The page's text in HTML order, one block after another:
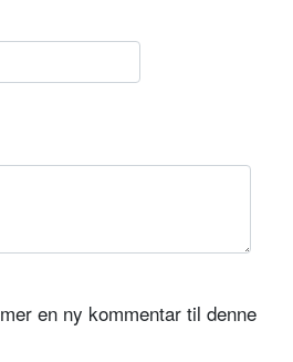
en ny kommentar til denne